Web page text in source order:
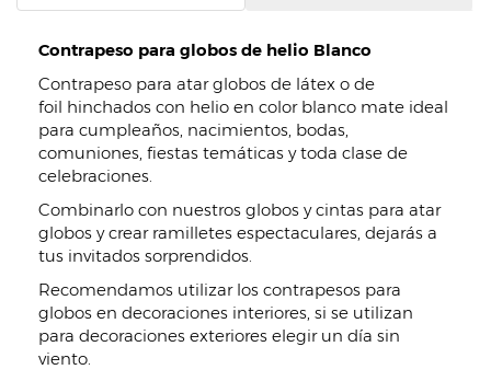
Contrapeso para globos de helio Blanco
Contrapeso para atar globos de látex o de
foil hinchados con helio en color blanco mate ideal
para cumpleaños, nacimientos, bodas,
comuniones, fiestas temáticas y toda clase de
celebraciones.
Combinarlo con nuestros globos y cintas para atar
globos y crear ramilletes espectaculares, dejarás a
tus invitados sorprendidos.
Recomendamos utilizar los contrapesos para
globos en decoraciones interiores, si se utilizan
para decoraciones exteriores elegir un día sin
viento.